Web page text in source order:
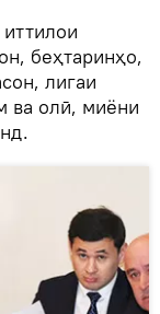
беҳтаринҳо,
лигаи
ва олӣ, миёни